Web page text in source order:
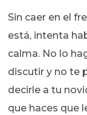
Sin caer en el
está, intenta
calma. No lo
discutir y no te
decirle a tu
que haces que